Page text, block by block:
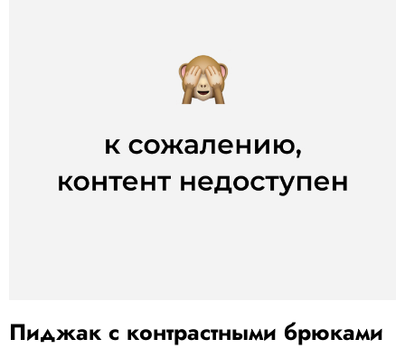
Пиджак с контрастными брюками